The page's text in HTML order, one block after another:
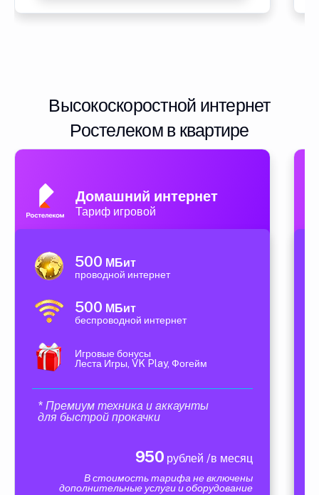
Высокоскоростной интернет
Ростелеком в квартире
Домашний интернет
Тариф игровой
500 МБит
проводной интернет
500 МБит
беспроводной интернет
Игровые бонусы
Леста Игры, VK Play, Фогейм
* Премиум техника и аккаунты
для быстрой прокачки
950 рублей /в месяц
В стоимость тарифа не включены
дополнительные услуги и оборудование